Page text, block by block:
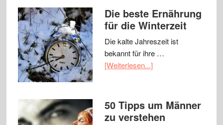
Die beste Ernährung
für die Winterzeit
Die kalte Jahreszeit ist
bekannt für ihre …
[Weiterlesen...]
50 Tipps um Männer
zu verstehen